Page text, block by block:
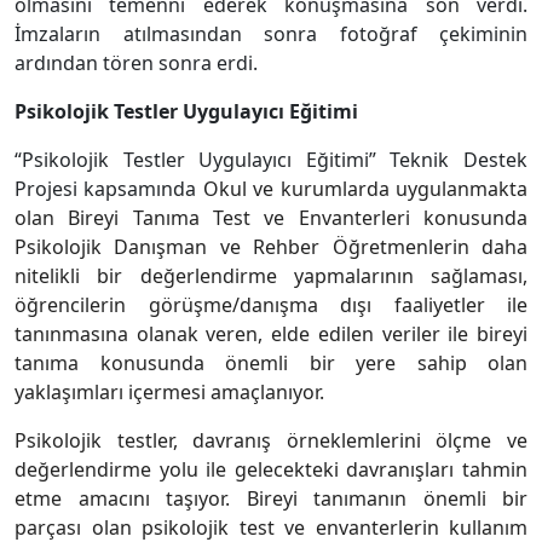
İmzaların atılmasından sonra fotoğraf çekiminin
ardından tören sonra erdi.
Psikolojik Testler Uygulayıcı Eğitimi
“Psikolojik Testler Uygulayıcı Eğitimi” Teknik Destek
Projesi kapsamında Okul ve kurumlarda uygulanmakta
olan Bireyi Tanıma Test ve Envanterleri konusunda
Psikolojik Danışman ve Rehber Öğretmenlerin daha
nitelikli bir değerlendirme yapmalarının sağlaması,
öğrencilerin görüşme/danışma dışı faaliyetler ile
tanınmasına olanak veren, elde edilen veriler ile bireyi
tanıma konusunda önemli bir yere sahip olan
yaklaşımları içermesi amaçlanıyor.
Psikolojik testler, davranış örneklemlerini ölçme ve
değerlendirme yolu ile gelecekteki davranışları tahmin
etme amacını taşıyor. Bireyi tanımanın önemli bir
parçası olan psikolojik test ve envanterlerin kullanım